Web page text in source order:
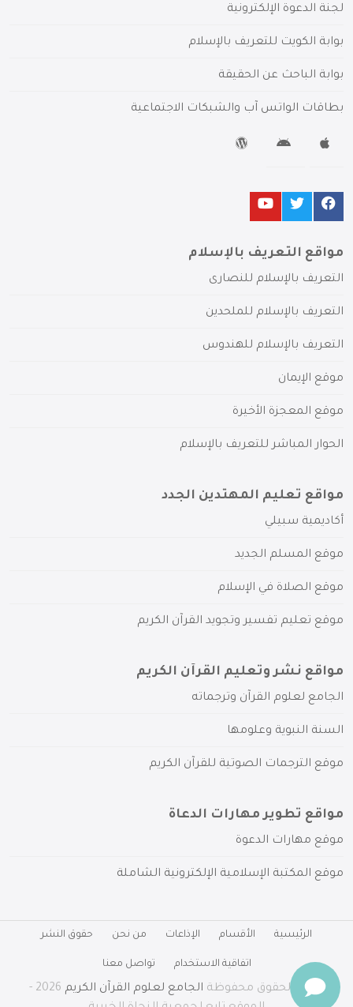
لجنة الدعوة الإلكترونية
بوابة الكويت للتعريف بالإسلام
بوابة الباحث عن الحقيقة
بطاقات الواتس آب والشبكات الاجتماعية
مواقع التعريف بالإسلام
التعريف بالإسلام للنصارى
التعريف بالإسلام للملحدين
التعريف بالإسلام للهندوس
موقع الإيمان
موقع المعجزة الأخيرة
الحوار المباشر للتعريف بالإسلام
مواقع تعليم المهتدين الجدد
أكاديمية سبيلي
موقع المسلم الجديد
موقع الصلاة في الإسلام
موقع تعليم تفسير وتجويد القرآن الكريم
مواقع نشر وتعليم القرآن الكريم
الجامع لعلوم القرآن وترجماته
السنة النبوية وعلومها
موقع الترجمات الصوتية للقرآن الكريم
مواقع تطوير مهارات الدعاة
موقع مهارات الدعوة
موقع المكتبة الإسلامية الإلكترونية الشاملة
الرئيسية الأقسام الإذاعات من نحن حقوق النشر
اتفاقية الاستخدام تواصل معنا
جميع الحقوق محفوظة الجامع لعلوم القرآن الكريم
2026 -